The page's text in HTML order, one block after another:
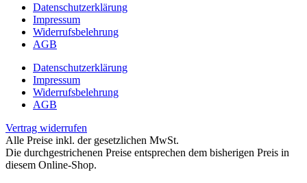
Datenschutzerklärung
Impressum
Widerrufsbelehrung
AGB
Datenschutzerklärung
Impressum
Widerrufsbelehrung
AGB
Vertrag widerrufen
Alle Preise inkl. der gesetzlichen MwSt.
Die durchgestrichenen Preise entsprechen dem bisherigen Preis in
diesem Online-Shop.